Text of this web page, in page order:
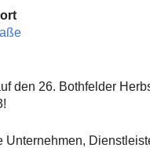
den 26. Bothfelder
Unternehmen,